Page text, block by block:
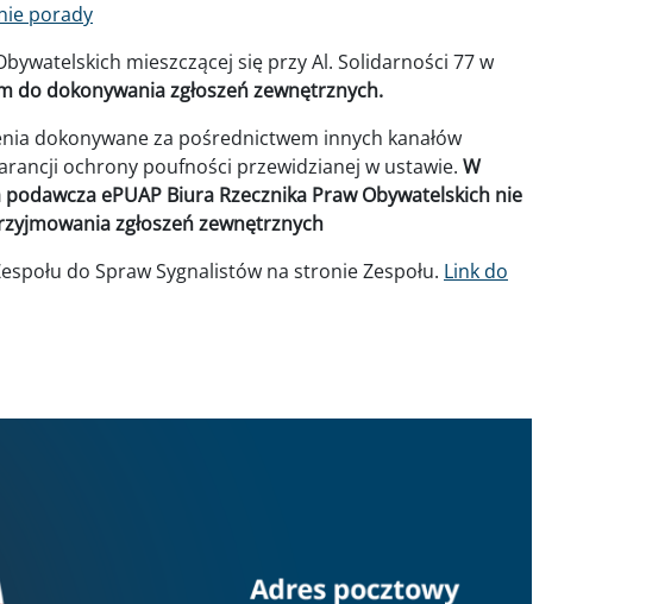
porady
mieszczącej się przy Al. Solidarności 77 w
do dokonywania zgłoszeń zewnętrznych.
dokonywane za pośrednictwem innych kanałów
ochrony poufności przewidzianej w ustawie. W
ePUAP Biura Rzecznika Praw Obywatelskich nie
zgłoszeń zewnętrznych
do Spraw Sygnalistów na stronie Zespołu. Link do